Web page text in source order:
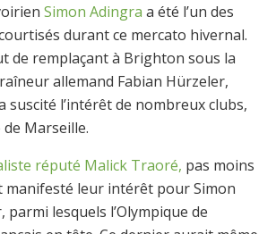
Simon Adingra a été l’un des
durant ce mercato hivernal.
de remplaçant à Brighton sous la
allemand Fabian Hürzeler,
suscité l’intérêt de nombreux clubs,
de Marseille.
réputé Malick Traoré, pas moins
manifesté leur intérêt pour Simon
parmi lesquels l’Olympique de